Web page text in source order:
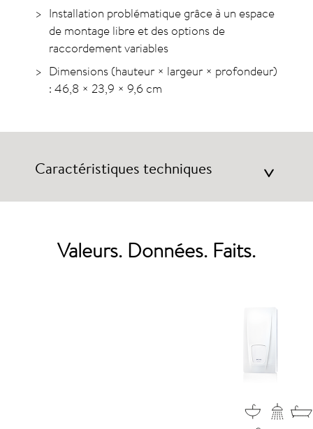
Installation problématique grâce à un espace
de montage libre et des options de
raccordement variables
Dimensions (hauteur × largeur × profondeur)
: 46,8 × 23,9 × 9,6 cm
Caractéristiques techniques >
Valeurs. Données. Faits.